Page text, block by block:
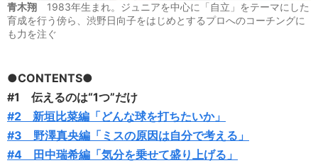
青木翔 1983年生まれ。ジュニアを中心に「自立」をテーマにした
育成を行う傍ら、渋野日向子をはじめとするプロへのコーチングに
も力を注ぐ
●CONTENTS●
#1 伝えるのは“1つ”だけ
#2 新垣比菜編「どんな球を打ちたいか」
#3 野澤真央編「ミスの原因は自分で考える」
#4 田中瑞希編「気分を乗せて盛り上げる」